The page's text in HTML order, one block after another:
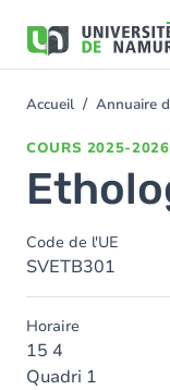
contenu
You
Accueil Annuaire
COURS 2025-2026
Code de l'UE
SVETB301
Horaire
15 4
Quadri 1